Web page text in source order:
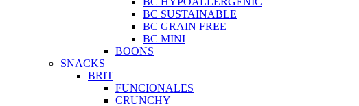
BC SUSTAINABLE
BC GRAIN FREE
BC MINI
BOONS
SNACKS
BRIT
FUNCIONALES
CRUNCHY